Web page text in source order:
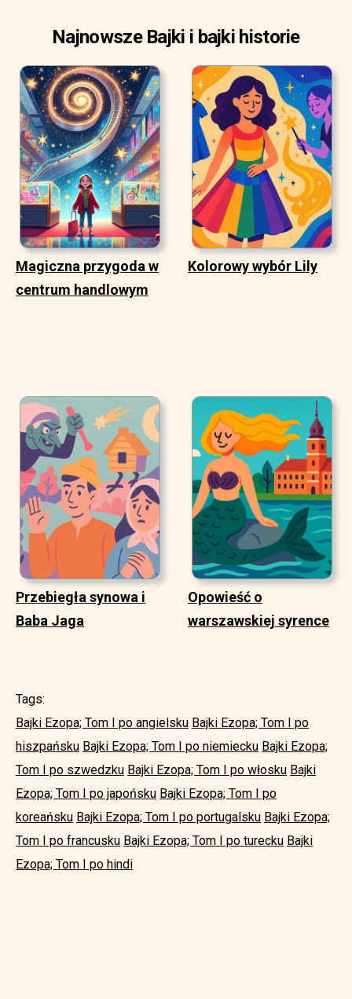
Najnowsze Bajki i bajki historie
Magiczna przygoda w
centrum handlowym
Kolorowy wybór Lily
Przebiegła synowa i
Baba Jaga
Opowieść o
warszawskiej syrence
Tags:
Bajki Ezopa; Tom I po angielsku Bajki Ezopa; Tom I po
hiszpańsku Bajki Ezopa; Tom I po niemiecku Bajki Ezopa;
Tom I po szwedzku Bajki Ezopa; Tom I po włosku Bajki
Ezopa; Tom I po japońsku Bajki Ezopa; Tom I po
koreańsku Bajki Ezopa; Tom I po portugalsku Bajki Ezopa;
Tom I po francusku Bajki Ezopa; Tom I po turecku Bajki
Ezopa; Tom I po hindi